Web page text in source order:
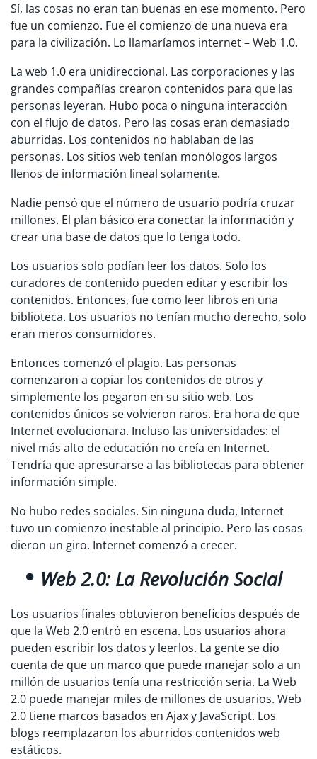
Sí, las cosas no eran tan buenas en ese momento. Pero
fue un comienzo. Fue el comienzo de una nueva era
para la civilización. Lo llamaríamos internet – Web 1.0.
La web 1.0 era unidireccional. Las corporaciones y las
grandes compañías crearon contenidos para que las
personas leyeran. Hubo poca o ninguna interacción
con el flujo de datos. Pero las cosas eran demasiado
aburridas. Los contenidos no hablaban de las
personas. Los sitios web tenían monólogos largos
llenos de información lineal solamente.
Nadie pensó que el número de usuario podría cruzar
millones. El plan básico era conectar la información y
crear una base de datos que lo tenga todo.
Los usuarios solo podían leer los datos. Solo los
curadores de contenido pueden editar y escribir los
contenidos. Entonces, fue como leer libros en una
biblioteca. Los usuarios no tenían mucho derecho, solo
eran meros consumidores.
Entonces comenzó el plagio. Las personas
comenzaron a copiar los contenidos de otros y
simplemente los pegaron en su sitio web. Los
contenidos únicos se volvieron raros. Era hora de que
Internet evolucionara. Incluso las universidades: el
nivel más alto de educación no creía en Internet.
Tendría que apresurarse a las bibliotecas para obtener
información simple.
No hubo redes sociales. Sin ninguna duda, Internet
tuvo un comienzo inestable al principio. Pero las cosas
dieron un giro. Internet comenzó a crecer.
Web 2.0: La Revolución Social
Los usuarios finales obtuvieron beneficios después de
que la Web 2.0 entró en escena. Los usuarios ahora
pueden escribir los datos y leerlos. La gente se dio
cuenta de que un marco que puede manejar solo a un
millón de usuarios tenía una restricción seria. La Web
2.0 puede manejar miles de millones de usuarios. Web
2.0 tiene marcos basados en Ajax y JavaScript. Los
blogs reemplazaron los aburridos contenidos web
estáticos.